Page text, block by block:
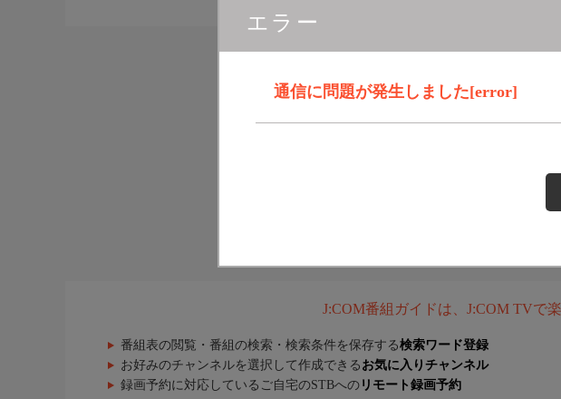
エラー
通信に問題が発生しました[error]
J:COM番組ガイドは、J:COM TVで
番組表の閲覧・番組の検索・検索条件を保存する検索ワード登録
お好みのチャンネルを選択して作成できる お気に入りチャンネル
録画予約に対応しているご自宅のSTBへの リモート録画予約